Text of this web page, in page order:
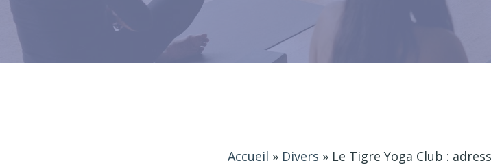
Accueil » Divers » Le Tigre Yoga Club :